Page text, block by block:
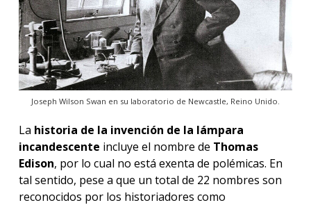
Joseph Wilson Swan en su laboratorio de Newcastle, Reino Unido.
La historia de la invención de la lámpara
incandescente incluye el nombre de Thomas
Edison, por lo cual no está exenta de polémicas. En
tal sentido, pese a que un total de 22 nombres son
reconocidos por los historiadores como